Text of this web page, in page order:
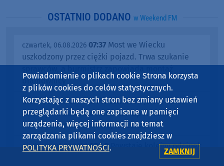
OSTATNIO DODANO w Weekend FM
czwartek, 06.08.2026 07:37 Most we Wiecku
uszkodzony przez ciężki pojazd. Trwa szukanie
bramownicy
wtorek, 04.08.2026 11:31W czwartek (6.08) dzień
otwarty na budowie mieszkań Społecznej
Inicjatywy Mieszkaniowej w Czersku
niedziela, 02.08.2026 07:40Powstaje kolejny odcinek
drogi Kłodnia - Kwieki w gminie Czersk. To
Powiadomienie o plikach cookie Strona korzysta
z plików cookies do celów statystycznych.
Korzystając z naszych stron bez zmiany ustawień
przeglądarki będą one zapisane w pamięci
urządzenia, więcej informacji na temat
zarządzania plikami cookies znajdziesz w
POLITYKA PRYWATNOŚCI. ZAMKNIJ